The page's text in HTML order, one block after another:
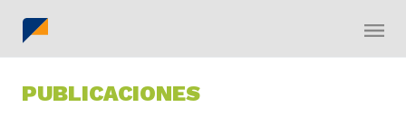
PUBLICACIONES